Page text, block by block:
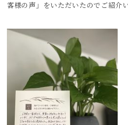
客様の声」をいただいたのでご紹介